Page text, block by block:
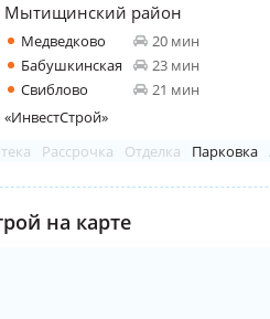
Мытищинский район
Медведково
20 мин
Бабушкинская
23 мин
Свиблово
21 мин
«ИнвестСтрой»
Рассрочка Отделка Парковка
на карте